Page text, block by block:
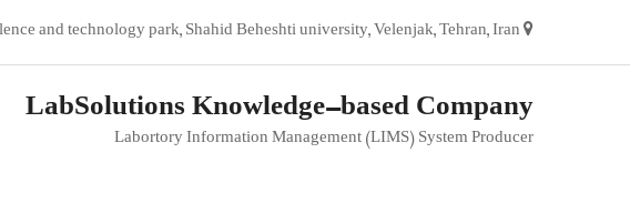
LabSolutions Knowledge-based Company
Labortory Information Management (LIMS) System Producer